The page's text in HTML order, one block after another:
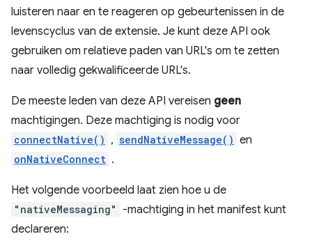
luisteren naar en te reageren op gebeurtenissen in de
levenscyclus van de extensie. Je kunt deze API ook
gebruiken om relatieve paden van URL's om te zetten
naar volledig gekwalificeerde URL's.
De meeste leden van deze API vereisen geen
machtigingen. Deze machtiging is nodig voor
connectNative() , sendNativeMessage() en
onNativeConnect .
Het volgende voorbeeld laat zien hoe u de
"nativeMessaging"
-machtiging in het manifest kunt
declareren: